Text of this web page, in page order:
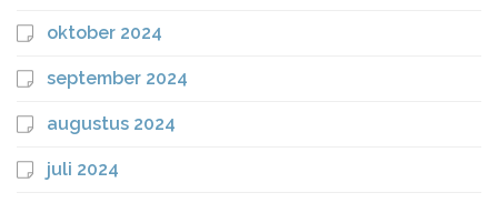
oktober 2024
september 2024
augustus 2024
juli 2024